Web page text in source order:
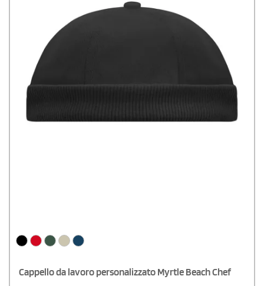
Cappello da lavoro personalizzato Myrtle Beach Chef